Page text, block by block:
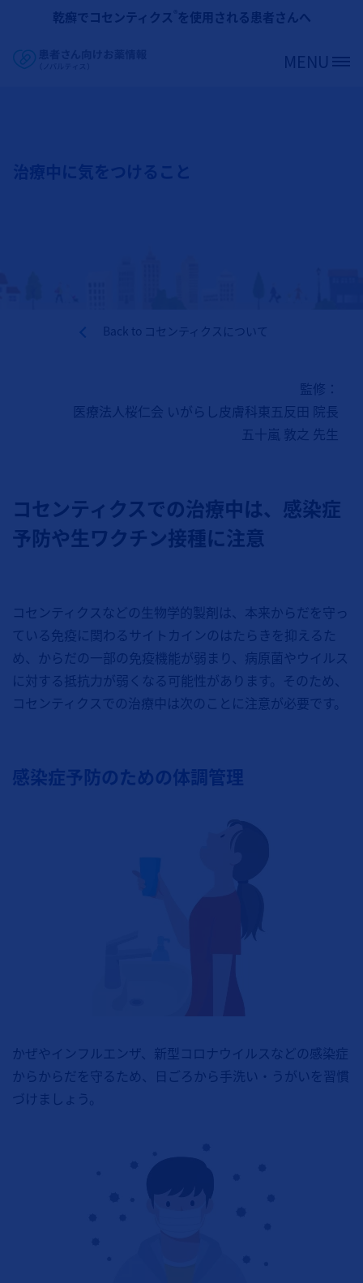
メインコンテンツに移動
乾癬でコセンティクス を使用される患者さんへ
Site Logo MENU
Back to コセンティクスについて
監修：
医療法人桜仁会 いがらし皮膚科東五反田 院長
五十嵐 敦之 先生
コセンティクスでの治療中は、感染症
予防や生ワクチン接種に注意
コセンティクスなどの生物学的製剤は、本来からだを守っ
ている免疫に関わるサイトカインのはたらきを抑えるた
め、からだの一部の免疫機能が弱まり、病原菌やウイルス
に対する抵抗力が弱くなる可能性があります。そのため、
コセンティクスでの治療中は次のことに注意が必要です。
感染症予防のための体調管理
かぜやインフルエンザ、新型コロナウイルスなどの感染症
からからだを守るため、日ごろから手洗い・うがいを習慣
づけましょう。